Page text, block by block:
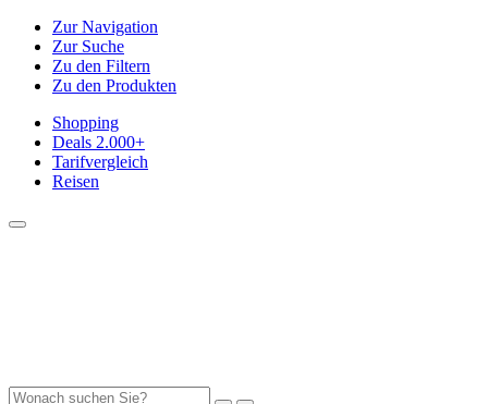
Zur Navigation
Zur Suche
Zu den Filtern
Zu den Produkten
Shopping
Deals 2.000+
Tarifvergleich
Reisen